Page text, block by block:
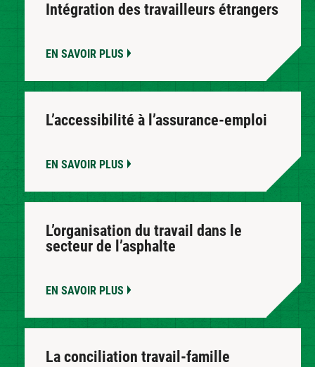
Intégration des travailleurs étrangers
EN SAVOIR PLUS
L’accessibilité à l’assurance-emploi
EN SAVOIR PLUS
L’organisation du travail dans le
secteur de l’asphalte
EN SAVOIR PLUS
La conciliation travail-famille